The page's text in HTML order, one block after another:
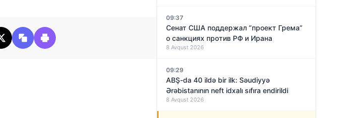
09:37
Сенат США поддержал “проект Грема”
о санкциях против РФ и Ирана
8 Avqust 2026
09:29
ABŞ-da 40 ildə bir ilk: Səudiyyə
Ərəbistanının neft idxalı sıfıra endirildi
8 Avqust 2026